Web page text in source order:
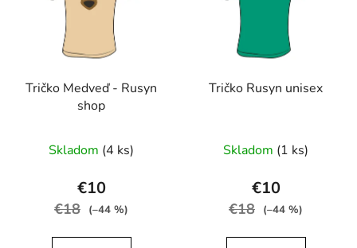
Tričko Medveď - Rusyn
shop
Skladom (4 ks)
€10
€18 (–44 %)
Tričko Rusyn unisex
Skladom (1 ks)
€10
€18 (–44 %)